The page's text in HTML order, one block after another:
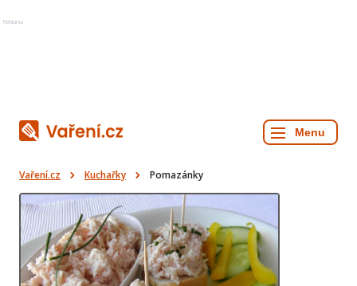
Reklama
Vaření.cz Kuchařky Pomazánky